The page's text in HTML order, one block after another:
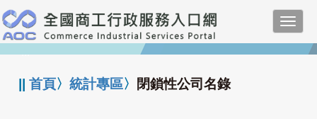
跳
到
主
要
:::
||首頁〉統計專區〉 閉鎖性公司名錄